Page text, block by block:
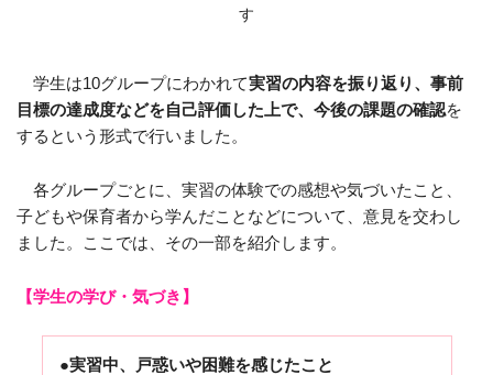
す
学生は10グループにわかれて実習の内容を振り返り、事前
目標の達成度などを自己評価した上で、今後の課題の確認を
するという形式で行いました。
各グループごとに、実習の体験での感想や気づいたこと、
子どもや保育者から学んだことなどについて、意見を交わし
ました。ここでは、その一部を紹介します。
【学生の学び・気づき】
●実習中、戸惑いや困難を感じたこと